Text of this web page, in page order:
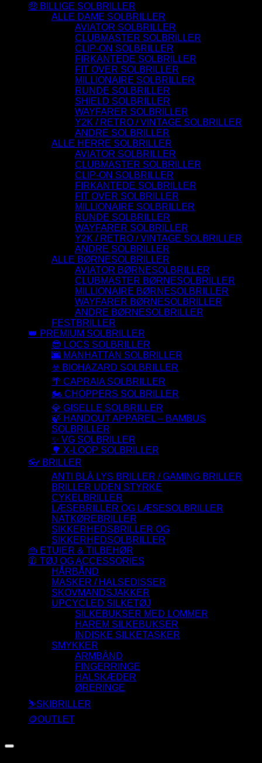
🤑 BILLIGE SOLBRILLER
ALLE DAME SOLBRILLER
AVIATOR SOLBRILLER
CLUBMASTER SOLBRILLER
CLIP-ON SOLBRILLER
FIRKANTEDE SOLBRILLER
FIT OVER SOLBRILLER
MILLIONAIRE SOLBRILLER
RUNDE SOLBRILLER
SHIELD SOLBRILLER
WAYFARER SOLBRILLER
Y2K / RETRO / VINTAGE SOLBRILLER
ANDRE SOLBRILLER
ALLE HERRE SOLBRILLER
AVIATOR SOLBRILLER
CLUBMASTER SOLBRILLER
CLIP-ON SOLBRILLER
FIRKANTEDE SOLBRILLER
FIT OVER SOLBRILLER
MILLIONAIRE SOLBRILLER
RUNDE SOLBRILLER
WAYFARER SOLBRILLER
Y2K / RETRO / VINTAGE SOLBRILLER
ANDRE SOLBRILLER
ALLE BØRNESOLBRILLER
AVIATOR BØRNESOLBRILLER
CLUBMASTER BØRNESOLBRILLER
MILLIONAIRE BØRNESOLBRILLER
WAYFARER BØRNESOLBRILLER
ANDRE BØRNESOLBRILLER
FESTBRILLER
👑 PREMIUM SOLBRILLER
😎 LOCS SOLBRILLER
🌆 MANHATTAN SOLBRILLER
☣️ BIOHAZARD SOLBRILLER
🌴 CAPRAIA SOLBRILLER
🏍️ CHOPPERS SOLBRILLER
💎 GISELLE SOLBRILLER
🍃 HANDOUT APPAREL – BAMBUS
SOLBRILLER
✨ VG SOLBRILLER
🌳 X-LOOP SOLBRILLER
👓 BRILLER
ANTI BLÅ LYS BRILLER / GAMING BRILLER
BRILLER UDEN STYRKE
CYKELBRILLER
LÆSEBRILLER OG LÆSESOLBRILLER
NATKØREBRILLER
SIKKERHEDSBRILLER OG
SIKKERHEDSOLBRILLER
👜 ETUIER & TILBEHØR
🧥 TØJ OG ACCESSORIES
HÅRBÅND
MASKER / HALSEDISSER
SKOVMANDSJAKKER
UPCYCLED SILKETØJ
SILKEBUKSER MED LOMMER
HAREM SILKEBUKSER
INDISKE SILKETASKER
SMYKKER
ARMBÅND
FINGERRINGE
HALSKÆDER
ØRERINGE
⛷️SKIBRILLER
🪙OUTLET